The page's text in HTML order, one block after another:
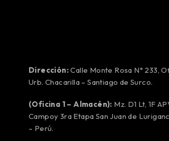
Dirección:Calle Monte Rosa N° 233,
Urb. Chacarilla – Santiago de Surco.
(Oficina 1 – Almacén): Mz. D1 Lt, 1F
Campoy 3ra Etapa San Juan de
– Perú.